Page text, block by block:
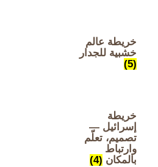
خريطة عالم
خشبية للجدار
خريطة
إسرائيل —
تصميم، تعلّم
وارتباط
بالمكان(4)